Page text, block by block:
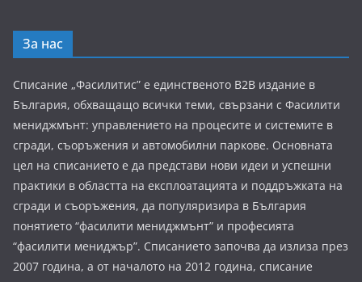
За нас
Списание „Фасилитис” е единственото B2B издание в
България, обхващащо всички теми, свързани с Фасилити
мениджмънт: управлението на процесите и системите в
сгради, съоръжения и автомобилни паркове. Основната
цел на списанието е да представи нови идеи и успешни
практики в областта на експлоатацията и поддръжката на
сгради и съоръжения, да популяризира в България
понятието “фасилити мениджмънт” и професията
“фасилити мениджър”. Списанието започва да излиза през
2007 година, а от началото на 2012 година, списание